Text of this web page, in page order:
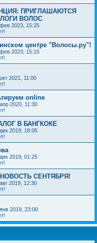
ПРИГЛАШАЮТСЯ
ВОЛОС
2023, 15:25
центре "Волосы.ру"!
2023, 15:15
2021, 11:00
online
2020, 11:30
В БАНГКОКЕ
2019, 18:05
2019, 01:25
СЕНТЯБРЯ!
2019, 12:30
2019, 23:00